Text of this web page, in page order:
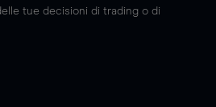
tue decisioni di trading o di